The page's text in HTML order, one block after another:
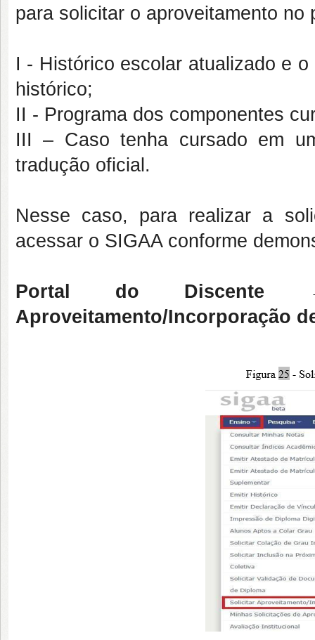
para solicitar o aproveitamento
I - Histórico escolar atualizado e
histórico;
II - Programa dos componentes
III – Caso tenha cursado em
tradução oficial.
Nesse caso, para realizar a
acessar o SIGAA conforme
Portal do
Aproveitamento/Incorporação